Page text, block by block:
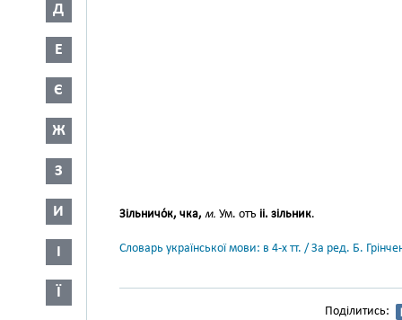
Д
Е
Є
Ж
З
И
І
Ї
Зільничо́к, чка, м. Ум. отъ ii. зільник.
Словарь української мови: в 4-х тт. / За ред. Б.
Поділитись: